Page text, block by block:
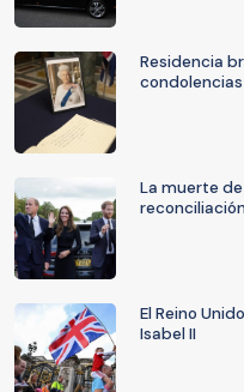
Residencia
condolencias
La muerte
El Reino
Isabel II